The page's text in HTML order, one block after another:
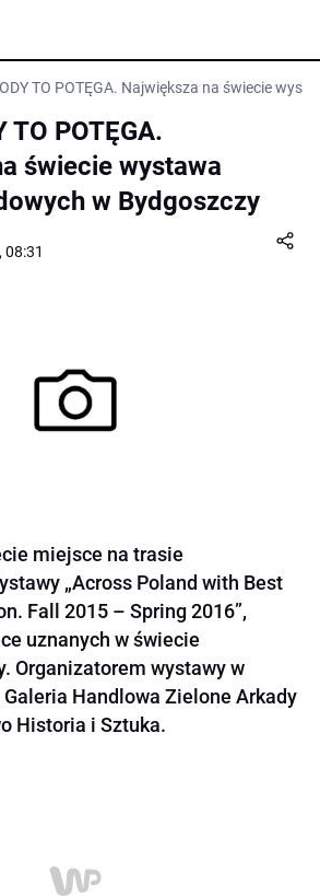
TO POTĘGA. Największa na świecie
TO POTĘGA.
świecie wystawa
w Bydgoszczy
miejsce na trasie
„Across Poland with Best
Fall 2015 – Spring 2016”,
uznanych w świecie
Organizatorem wystawy w
Handlowa Zielone Arkady
Historia i Sztuka.